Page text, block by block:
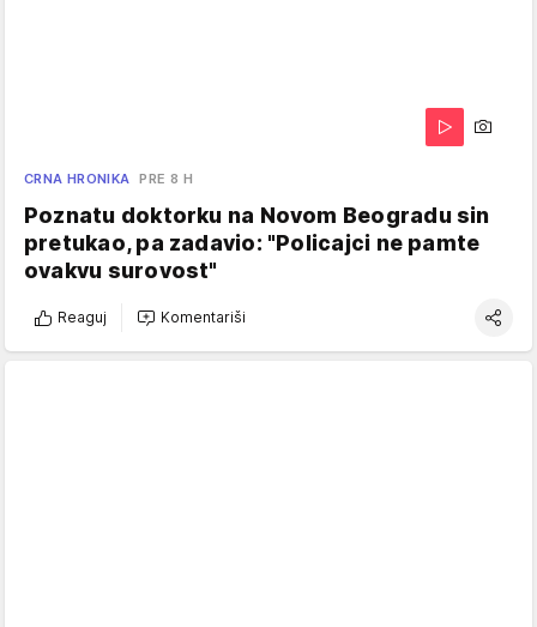
CRNA HRONIKA PRE 8 H
Poznatu doktorku na Novom Beogradu sin
pretukao, pa zadavio: "Policajci ne pamte
ovakvu surovost"
Reaguj Komentariši